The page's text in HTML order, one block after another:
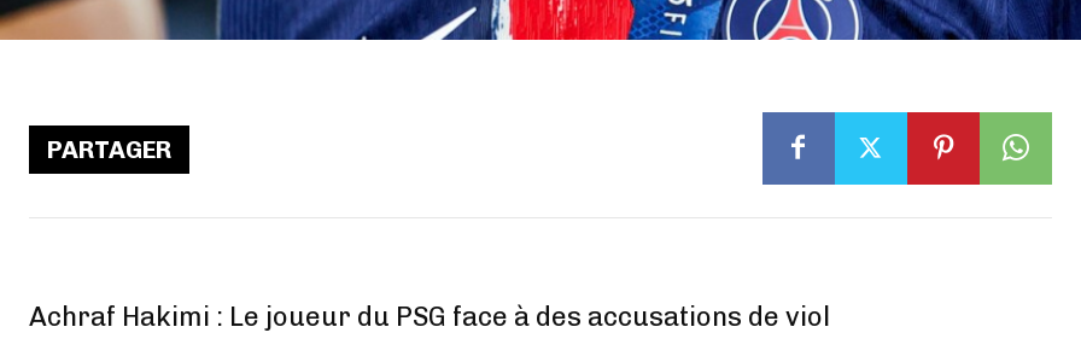
PARTAGER
Achraf Hakimi : Le joueur du PSG face à des accusations de viol